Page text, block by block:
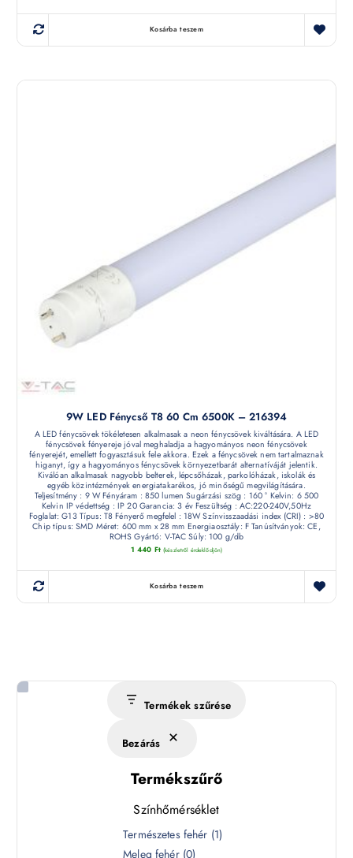
Kosárba teszem
9W LED Fénycső T8 60 Cm 6500K – 216394
A LED fénycsövek tökéletesen alkalmasak a neon fénycsövek kiváltására. A LED
fénycsövek fényereje jóval meghaladja a hagyományos neon fénycsövek
fényerejét, emellett fogyasztásuk fele akkora. Ezek a fénycsövek nem tartalmaznak
higanyt, így a hagyományos fénycsövek környezetbarát alternatíváját jelentik.
Kiválóan alkalmasak nagyobb belterek, lépcsőházak, parkolóházak, iskolák és
egyéb közintézmények energiatakarékos, jó minőségű megvilágítására.
Teljesítmény : 9 W Fényáram : 850 lumen Sugárzási szög : 160 ° Kelvin: 6 500
Kelvin IP védettség : IP 20 Garancia: 3 év Feszültség : AC:220-240V,50Hz
Foglalat: G13 Típus: T8 Fényerő megfelel : 18W Színvisszaadási index (CRI) : >80
Chip típus: SMD Méret: 600 mm x 28 mm Energiaosztály: F Tanúsítványok: CE,
ROHS Gyártó: V-TAC Súly: 100 g/db
1 440 Ft (készletről érdeklődjön)
Kosárba teszem
Termékek szűrése
Bezárás
Termékszűrő
Színhőmérséklet
Természetes fehér (1)
Meleg fehér (0)